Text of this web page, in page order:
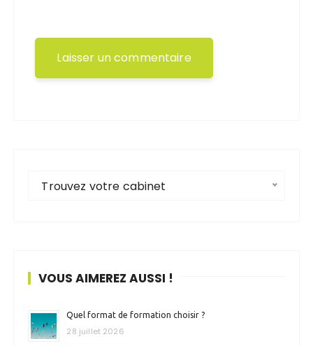
Trouvez votre cabinet
VOUS AIMEREZ AUSSI !
Quel format de formation choisir ?
28 juillet 2026